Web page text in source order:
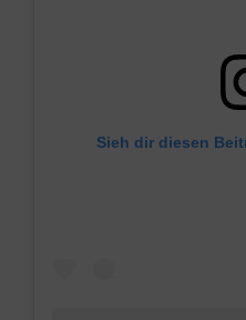
Sieh dir diesen